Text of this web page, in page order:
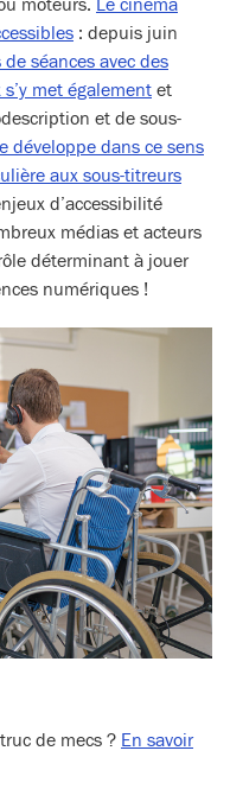
moteurs. Le cinéma
: depuis juin
séances avec des
met également et
et de sous-
développe dans ce sens
aux sous-titreurs
d’accessibilité
médias et acteurs
déterminant à jouer
numériques !
de mecs ? En savoir